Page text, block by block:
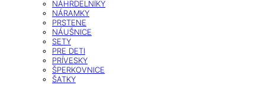
NÁHRDELNÍKY
NÁRAMKY
PRSTENE
NÁUŠNICE
SETY
PRE DETI
PRÍVESKY
ŠPERKOVNICE
ŠATKY